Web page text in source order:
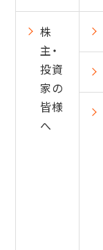
株
主・
投資
家の
皆様
へ